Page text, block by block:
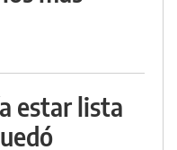
estar lista